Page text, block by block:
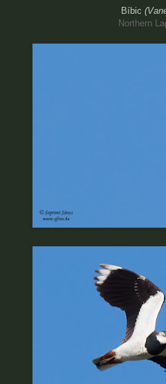
Bíbic
Northern